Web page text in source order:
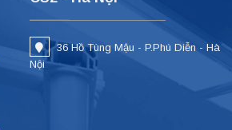
36 Hồ Tùng Mậu - P.Phú Diễn - Hà
Nội